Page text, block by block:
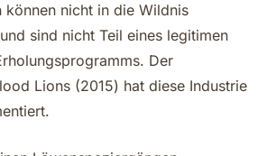
können nicht in die Wildnis
sind nicht Teil eines legitimen
Der
Lions (2015) hat diese Industrie